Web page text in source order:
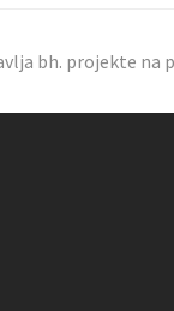
bh. projekte na